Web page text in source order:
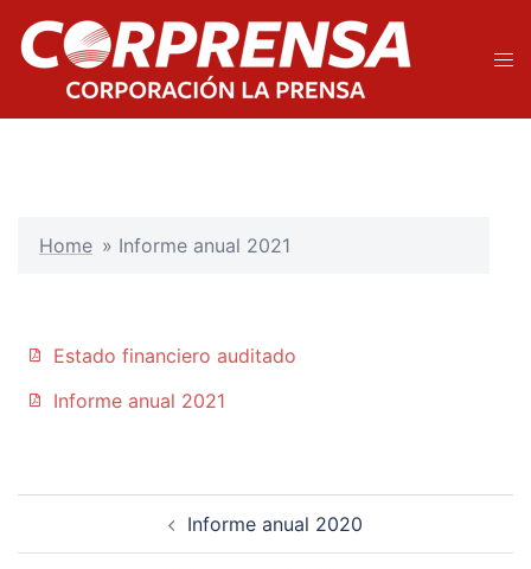
Home » Informe anual 2021
Estado financiero auditado
Informe anual 2021
Informe anual 2020